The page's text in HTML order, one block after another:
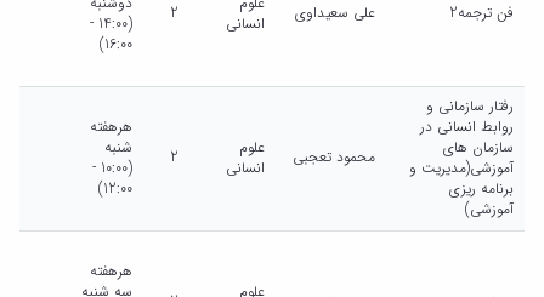
فن ترجمه2 علی سعیداوی
انسانی
2
(14:00 -
16:00)
رفتار سازمانی و
روابط انسانی در
سازمان های
آموزشی(مدیریت و
برنامه ریزی
آموزشی)
محمود تعجبی
علوم
انسانی
2
هرهفته
شنبه
(10:00 -
12:00)
علوم
هرهفته
سه شنبه